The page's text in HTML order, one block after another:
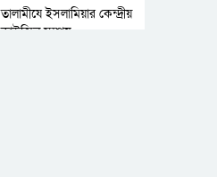
‎তালামীযে ইসলামিয়ার কেন্দ্রীয়
কাউন্সিল সম্পন্ন